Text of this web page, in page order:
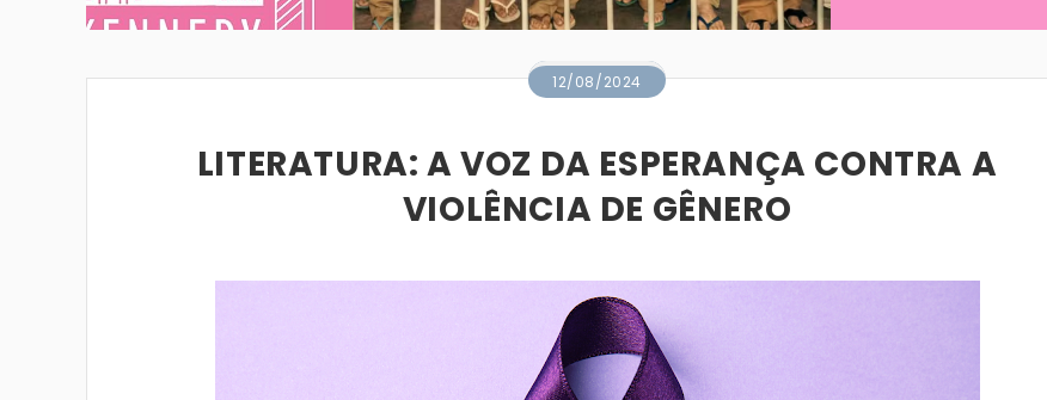
12/08/2024
LITERATURA: A VOZ DA ESPERANÇA CONTRA A
VIOLÊNCIA DE GÊNERO